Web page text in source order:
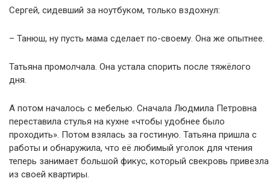
Сергей, сидевший за ноутбуком, только вздохнул:
– Танюш, ну пусть мама сделает по-своему. Она же опытнее.
Татьяна промолчала. Она устала спорить после тяжёлого
дня.
А потом началось с мебелью. Сначала Людмила Петровна
переставила стулья на кухне «чтобы удобнее было
проходить». Потом взялась за гостиную. Татьяна пришла с
работы и обнаружила, что её любимый уголок для чтения
теперь занимает большой фикус, который свекровь привезла
из своей квартиры.